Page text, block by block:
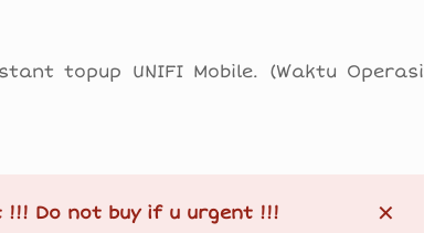
topup UNIFI Mobile. (Waktu Operasi
Do not buy if u urgent !!! ✕